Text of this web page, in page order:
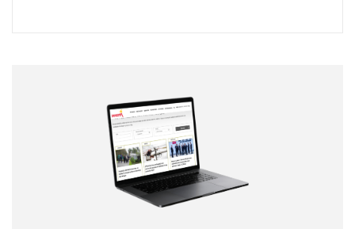
Correo electrónico
Tipo de comentario